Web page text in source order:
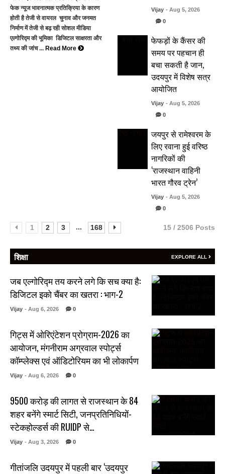
फेक न्यूज भावनात्मक प्रतिक्रिया के कारण
होती है तेजी से वायरल चुनाव और जनमत
निर्माण में तेजी से बढ़ रही सोशल मीडिया
एल्गोरिद्म की भूमिका डिजिटल साक्षरता और
तथ्य की जांच ... Read More
Vijay - Aug 5, 2026
0
फेफड़ों के कैंसर की
समय पर पहचान ही
बचा सकती है जान,
उदयपुर में विशेष सत्र
आयोजित
Vijay - Aug 5, 2026
0
जयपुर से रामेश्वरम के
लिए रवाना हुई वरिष्ठ
नागरिकों की
‘राजस्थान वाहिनी
भारत गौरव ट्रेन’
Vijay - Aug 5, 2026
0
1 2 3 ... 168 15 / 2506 Posts
शिक्षा EXPLORE ALL
जब एल्गोरिद्म तय करने लगे कि सच क्या है:
डिजिटल इको चैंबर का खतरा : भाग-2
Vijay - Aug 6, 2026 0
गिट्स में ओरिएंटेशन प्रोग्राम-2026 का
आयोजन, मंगनीराम अग्रवाल स्पोर्ट्स
कॉम्प्लेक्स एवं ऑडिटोरियम का भी लोकार्पण
Vijay - Aug 6, 2026 0
₹9500 करोड़ की लागत से राजस्थान के 84
शहर बनेंगे स्मार्ट सिटी, जनप्रतिनिधियों-
स्टेकहोल्डर्स की RUIDP से…
Vijay - Aug 3, 2026 0
गीतांजलि उदयपुर में पहली बार ‘उदयपुर